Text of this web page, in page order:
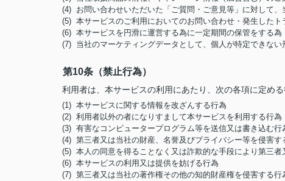
(4) お問い合わせいただいた「ご質問・ご意見等」に対して
(5) 本サービスのご利用においてのお問い合わせ・発生した
(6) 本サービスを円滑に運営する為に一定期間の保管をする為
(7) 当社のマーケティングデータとして、個人が特定できない
第10条（禁止行為）
利用者は、本サービスの利用にあたり、次の各項に定め
(1) 本サービスに関する情報を改ざんする行為
(2) 利用者以外の者になりすまして本サービスを利用する行為
(3) 有害なコンピュータープログラム等を送信又は書き込む行
(4) 第三者又は当社の財産、名誉及びプライバシー等を侵害す
(5) 本人の同意を得ることなく又は詐欺的な手段により第三
(6) 本サービスの利用又は提供を妨げる行為
(7) 第三者又は当社の著作権その他の知的財産権を侵害する行